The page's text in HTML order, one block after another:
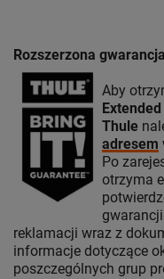
Rozszerzona
Aby
Thule
adresem
Po
otrzyma
reklamacji wraz z
informacje dotyczące
poszczególnych grup